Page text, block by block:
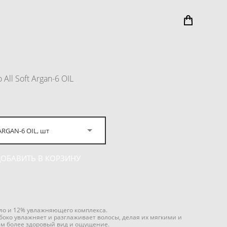
All Soft Argan-6 OIL
6 OIL, шт
В КОРЗИНУ
и 12% увлажняющего комплекса.
увлажняет и разглаживает волосы, делая их мягкими и
более здоровый вид и ощущение.